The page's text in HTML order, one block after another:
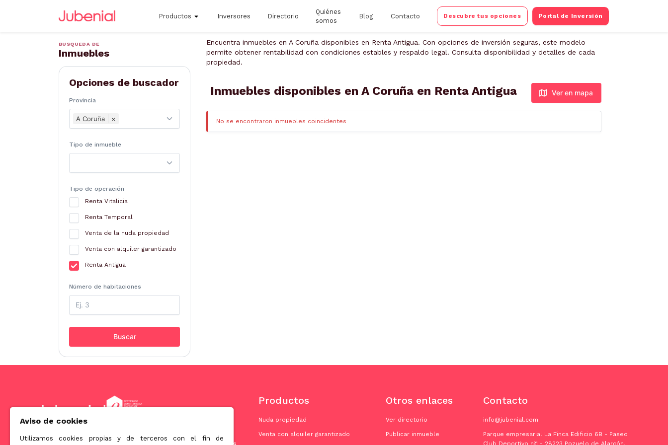
Productos Inversores Directorio
Quiénes
somos
Blog Contacto Descubre tus opciones Portal de Inversión
BUSQUEDA DE
Inmuebles
Opciones de buscador
Provincia
A Coruña ×
Tipo de inmueble
Tipo de operación
Renta Vitalicia
Renta Temporal
Venta de la nuda propiedad
Venta con alquiler garantizado
Renta Antigua
Número de habitaciones
Buscar
Encuentra inmuebles en A Coruña disponibles en Renta Antigua. Con opciones de inversión seguras, este modelo
permite obtener rentabilidad con condiciones estables y respaldo legal. Consulta disponibilidad y detalles de cada
propiedad.
Inmuebles disponibles en A Coruña en Renta Antigua Ver en mapa
No se encontraron inmuebles coincidentes
Productos
Nuda propiedad
Venta con alquiler garantizado
Otros enlaces
Ver directorio
Publicar inmueble
Contacto
info@jubenial.com
Parque empresarial La Finca Edificio 6B - Paseo
Club Deportivo nº1 - 28223 Pozuelo de Alarcón,
Aviso de cookies
Utilizamos cookies propias y de terceros con el fin de